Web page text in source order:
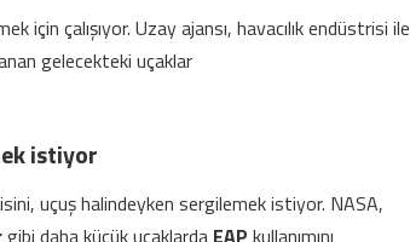
için çalışıyor. Uzay ajansı, havacılık endüstrisi ile
gelecekteki uçaklar
istiyor
uçuş halindeyken sergilemek istiyor. NASA,
gibi daha küçük uçaklarda EAP kullanımını